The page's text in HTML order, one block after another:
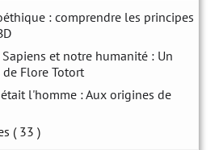
: comprendre les principes
et notre humanité : Un
Flore Totort
l'homme : Aux origines de
( 33 )